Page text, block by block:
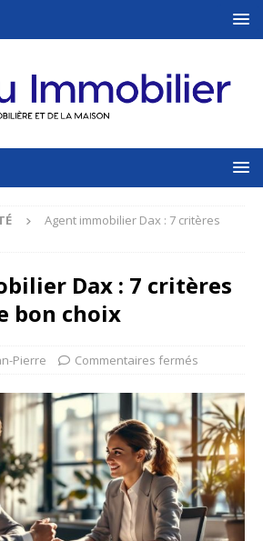
Agent immobilier Dax : 7 critères
Dax : 7 critères
bon choix
Pierre Commentaires fermés